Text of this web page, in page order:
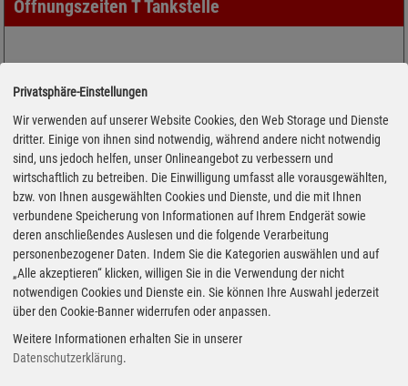
Öffnungszeiten T Tankstelle
Adresse
Privatsphäre-Einstellungen
Wir verwenden auf unserer Website Cookies, den Web Storage und Dienste
dritter. Einige von ihnen sind notwendig, während andere nicht notwendig
sind, uns jedoch helfen, unser Onlineangebot zu verbessern und
wirtschaftlich zu betreiben. Die Einwilligung umfasst alle vorausgewählten,
bzw. von Ihnen ausgewählten Cookies und Dienste, und die mit Ihnen
verbundene Speicherung von Informationen auf Ihrem Endgerät sowie
deren anschließendes Auslesen und die folgende Verarbeitung
personenbezogener Daten. Indem Sie die Kategorien auswählen und auf
„Alle akzeptieren“ klicken, willigen Sie in die Verwendung der nicht
notwendigen Cookies und Dienste ein. Sie können Ihre Auswahl jederzeit
über den Cookie-Banner widerrufen oder anpassen.
Weitere Informationen erhalten Sie in unserer
Datenschutzerklärung.